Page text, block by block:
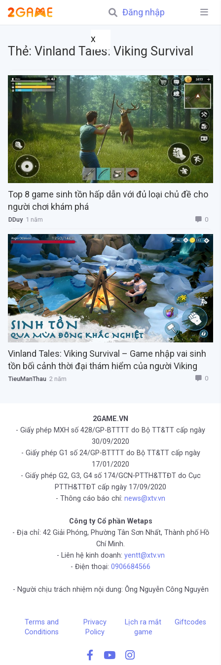
Đăng nhập
X
Thẻ: Vinland Tales: Viking Survival
Top 8 game sinh tồn hấp dẫn với đủ loại chủ đề cho
người chơi khám phá
DDuy1 năm 0
Vinland Tales: Viking Survival – Game nhập vai sinh
tồn bối cảnh thời đại thám hiểm của người Viking
TieuManThau 2 năm 0
2GAME.VN
- Giấy phép MXH số 428/GP-BTTTT do Bộ TT&TT cấp ngày
30/09/2020
- Giấy phép G1 số 24/GP-BTTTT do Bộ TT&TT cấp ngày
17/01/2020
- Giấy phép G2, G3, G4 số 174/GCN-PTTH&TTĐT do Cục
PTTH&TTĐT cấp ngày 17/09/2020
- Thông cáo báo chí: news@xtv.vn
Công ty Cổ phần Wetaps
- Địa chỉ: 42 Giải Phóng, Phường Tân Sơn Nhất, Thành phố Hồ
Chí Minh.
- Liên hệ kinh doanh: yentt@xtv.vn
- Điện thoại: 0906684566
- Người chịu trách nhiệm nội dung: Ông Nguyễn Công Nguyên
Terms and
Conditions
Privacy
Policy
Lịch ra mắt
game
Giftcodes